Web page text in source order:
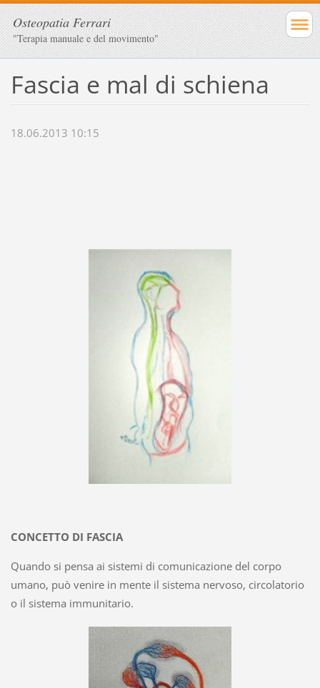
Osteopatia Ferrari
"Terapia manuale e del movimento"
Fascia e mal di schiena
18.06.2013 10:15
CONCETTO DI FASCIA
Quando si pensa ai sistemi di comunicazione del corpo
umano, può venire in mente il sistema nervoso, circolatorio
o il sistema immunitario.